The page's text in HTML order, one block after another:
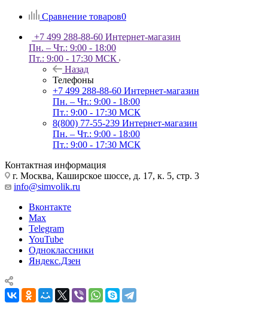
Сравнение товаров0
+7 499 288-88-60 Интернет-магазин
Пн. – Чт.: 9:00 - 18:00
Пт.: 9:00 - 17:30 МСК
Назад
Телефоны
+7 499 288-88-60 Интернет-магазин
Пн. – Чт.: 9:00 - 18:00
Пт.: 9:00 - 17:30 МСК
8(800) 77-55-239 Интернет-магазин
Пн. – Чт.: 9:00 - 18:00
Пт.: 9:00 - 17:30 МСК
Контактная информация
г. Москва, Каширское шоссе, д. 17, к. 5, стр. 3
info@simvolik.ru
Вконтакте
Max
Telegram
YouTube
Одноклассники
Яндекс.Дзен